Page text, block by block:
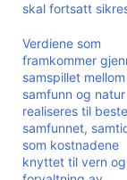
skal fortsatt
Verdiene som
framkommer
samspillet mellom
samfunn og
realiseres til
samfunnet,
som kostnadene
knyttet til vern og